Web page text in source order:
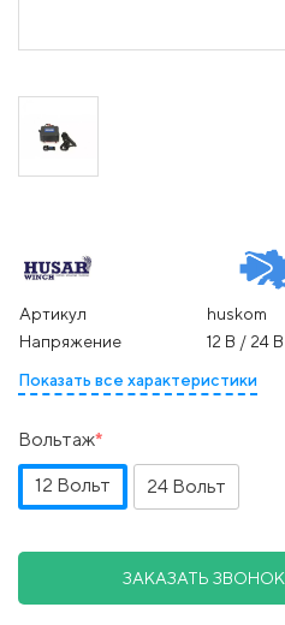
Артикул
huskom
Напряжение
12 В / 24 В
Показать все характеристики
Вольтаж
12 Вольт
24 Вольт
ЗАКАЗАТЬ